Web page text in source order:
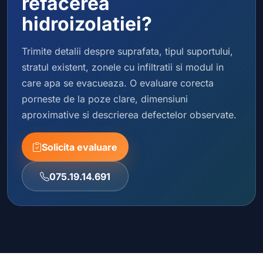
hidroizolatiei?
Trimite detalii despre suprafata, tipul suportului,
stratul existent, zonele cu infiltratii si modul in
care apa se evacueaza. O evaluare corecta
porneste de la poze clare, dimensiuni
aproximative si descrierea defectelor observate.
Solicita evaluare
075.19.14.691